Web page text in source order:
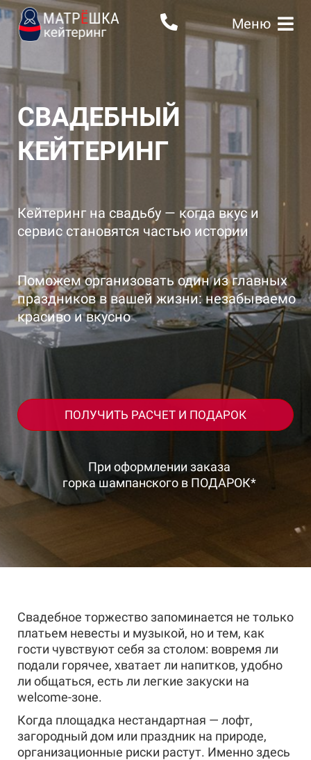
Меню
СВАДЕБНЫЙ
КЕЙТЕРИНГ
Кейтеринг на свадьбу — когда вкус и
сервис становятся частью истории
Поможем организовать один из главных
праздников в вашей жизни: незабываемо
красиво и вкусно
ПОЛУЧИТЬ РАСЧЕТ И ПОДАРОК
При оформлении заказа
горка шампанского в ПОДАРОК*
Свадебное торжество запоминается не только
платьем невесты и музыкой, но и тем, как
гости чувствуют себя за столом: вовремя ли
подали горячее, хватает ли напитков, удобно
ли общаться, есть ли легкие закуски на
welcome-зоне.
Когда площадка нестандартная — лофт,
загородный дом или праздник на природе,
организационные риски растут. Именно здесь